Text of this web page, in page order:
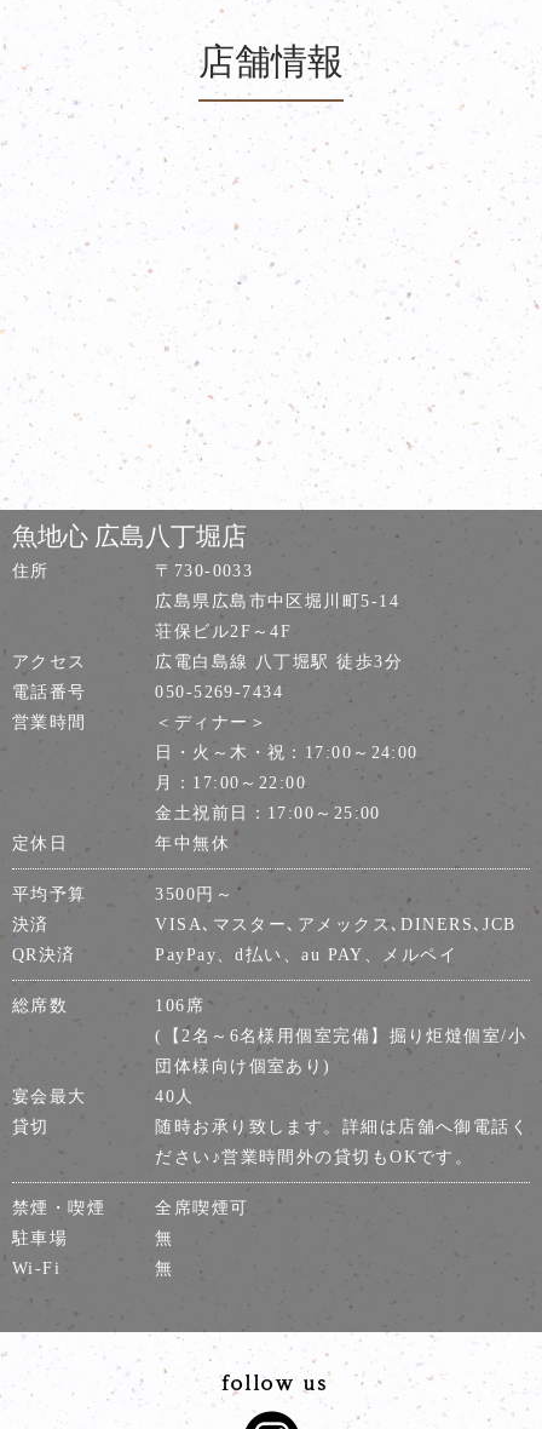
店舗情報
魚地心 広島八丁堀店
住所
〒730-0033
広島県広島市中区堀川町5-14
荘保ビル2F～4F
アクセス
広電白島線 八丁堀駅 徒歩3分
電話番号
050-5269-7434
営業時間
＜ディナー＞
日・火～木・祝：17:00～24:00
月：17:00～22:00
金土祝前日：17:00～25:00
定休日
年中無休
平均予算
3500円～
決済
VISA､マスター､アメックス､DINERS､JCB
QR決済
PayPay、d払い、au PAY、メルペイ
総席数
106席
(【2名～6名様用個室完備】掘り炬燵個室/小
団体様向け個室あり)
宴会最大
40人
貸切
随時お承り致します。詳細は店舗へ御電話く
ださい♪営業時間外の貸切もOKです。
禁煙・喫煙
全席喫煙可
駐車場
無
Wi-Fi
無